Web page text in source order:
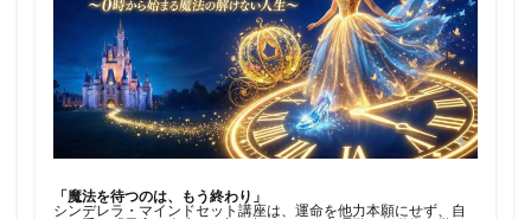
「魔法を待つのは、もう終わり」
シンデレラ・マインドセット講座は、運命を他力本願にせず、自